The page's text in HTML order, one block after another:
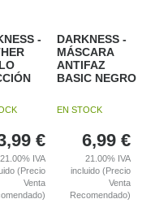
-
€
21.00% IVA
(Precio
Venta
DARKNESS -
MÁSCARA
ANTIFAZ
BASIC NEGRO
EN STOCK
6,99 €
21.00% IVA
incluido (Precio
Venta
Recomendado)